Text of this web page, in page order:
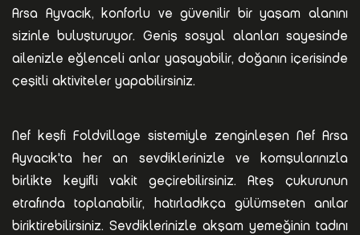
Arsa Ayvacık, konforlu ve güvenilir bir yaşam alanını
sizinle buluşturuyor. Geniş sosyal alanları sayesinde
ailenizle eğlenceli anlar yaşayabilir, doğanın içerisinde
çeşitli aktiviteler yapabilirsiniz.
Nef keşfi Foldvillage sistemiyle zenginleşen Nef Arsa
Ayvacık'ta her an sevdiklerinizle ve komşularınızla
birlikte keyifli vakit geçirebilirsiniz. Ateş çukurunun
etrafında toplanabilir, hatırladıkça gülümseten anılar
biriktirebilirsiniz. Sevdiklerinizle akşam yemeğinin tadını